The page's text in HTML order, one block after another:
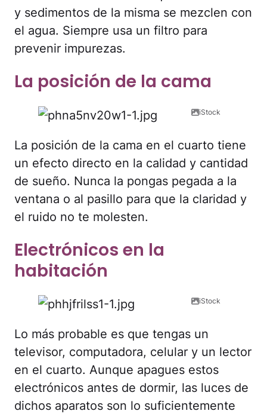
y sedimentos de la misma se mezclen con
el agua. Siempre usa un filtro para
prevenir impurezas.
La posición de la cama
iStock
La posición de la cama en el cuarto tiene
un efecto directo en la calidad y cantidad
de sueño. Nunca la pongas pegada a la
ventana o al pasillo para que la claridad y
el ruido no te molesten.
Electrónicos en la
habitación
iStock
Lo más probable es que tengas un
televisor, computadora, celular y un lector
en el cuarto. Aunque apagues estos
electrónicos antes de dormir, las luces de
dichos aparatos son lo suficientemente